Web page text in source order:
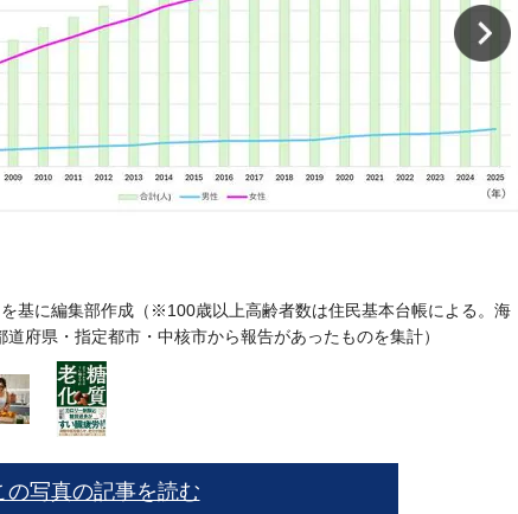
基に編集部作成（※100歳以上高齢者数は住民基本台帳による。海
府県・指定都市・中核市から報告があったものを集計）
の写真の記事を読む